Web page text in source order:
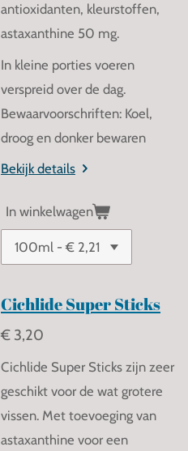
antioxidanten, kleurstoffen,
astaxanthine 50 mg.
In kleine porties voeren
verspreid over de dag.
Bewaarvoorschriften: Koel,
droog en donker bewaren
Bekijk details
In winkelwagen
Cichlide Super Sticks
€ 3,20
Cichlide Super Sticks zijn zeer
geschikt voor de wat grotere
vissen. Met toevoeging van
astaxanthine voor een